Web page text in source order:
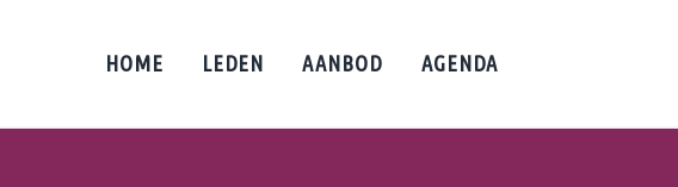
HOME LEDEN AANBOD AGENDA